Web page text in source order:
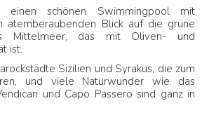
schönen Swimmingpool mit
atemberaubenden Blick auf die grüne
Mittelmeer, das mit Oliven- und
ist.
Sizilien und Syrakus, die zum
und viele Naturwunder wie das
und Capo Passero sind ganz in